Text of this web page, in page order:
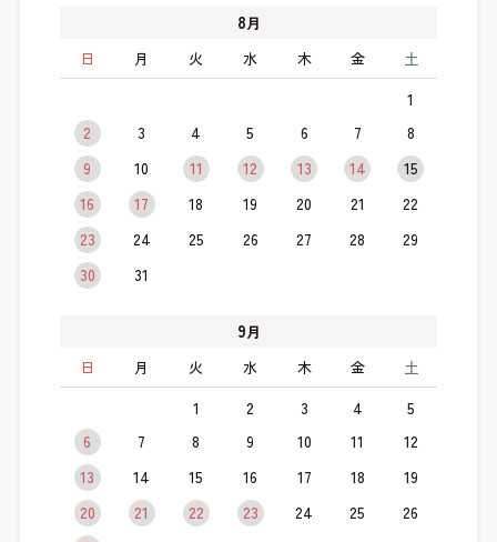
8月
日
月 火 水 木 金 土
1
2
3 4 5 6 7
8
9
10 11 12 13 14
15
16
17 18 19 20 21
22
23
24 25 26 27 28
29
30
31
9月
日
月 火 水 木 金 土
1 2 3 4
5
6
7 8 9 10 11
12
13
14 15 16 17 18
19
20
21 22 23 24 25
26